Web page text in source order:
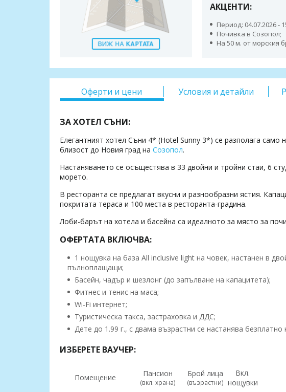
АКЦЕНТИ:
Период: 04.07.2026 -
Почивка в Созопол;
На 50 м. от морския
Оферти и цени Условия и детайли
ЗА ХОТЕЛ СЪНИ:
Елегантният хотел Съни 4* (Hotel Sunny 3*) се разполага само
близост до Новия град на Созопол.
Настаняването се осъщестява в 33 двойни и тройни стаи, 6
морето.
В ресторанта се предлагат вкусни и разнообразни ястия.
покритата тераса и 100 места в ресторанта-градина.
Лоби-барът на хотела и басейна са идеалното за място за
ОФЕРТАТА ВКЛЮЧВА:
1 нощувка на база All inclusive light на човек, настанен в
пълноплащащи;
Басейн, чадър и шезлонг (до запълване на капацитета);
Фитнес и тенис на маса;
Wi-Fi интернет;
Туристическа такса, застраховка и ДДС;
Дете до 1.99 г., с двама възрастни се настанява безплатно
ИЗБЕРЕТЕ ВАУЧЕР:
Помещение Пансион
(вкл. храна)
Брой лица
(възрастни)
Вкл.
нощувки